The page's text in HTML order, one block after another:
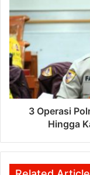
3 Operasi
Hingga